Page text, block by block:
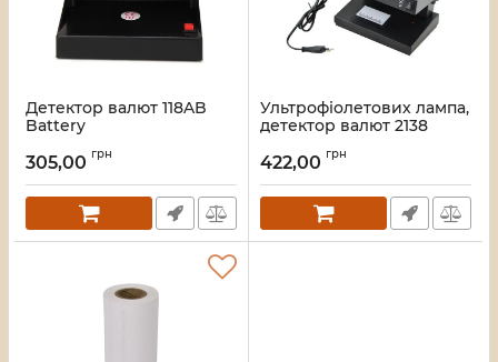
Детектор валют 118AB
Battery
305,00 грн
Ультрофіолетових лампа,
детектор валют 2138
422,00 грн